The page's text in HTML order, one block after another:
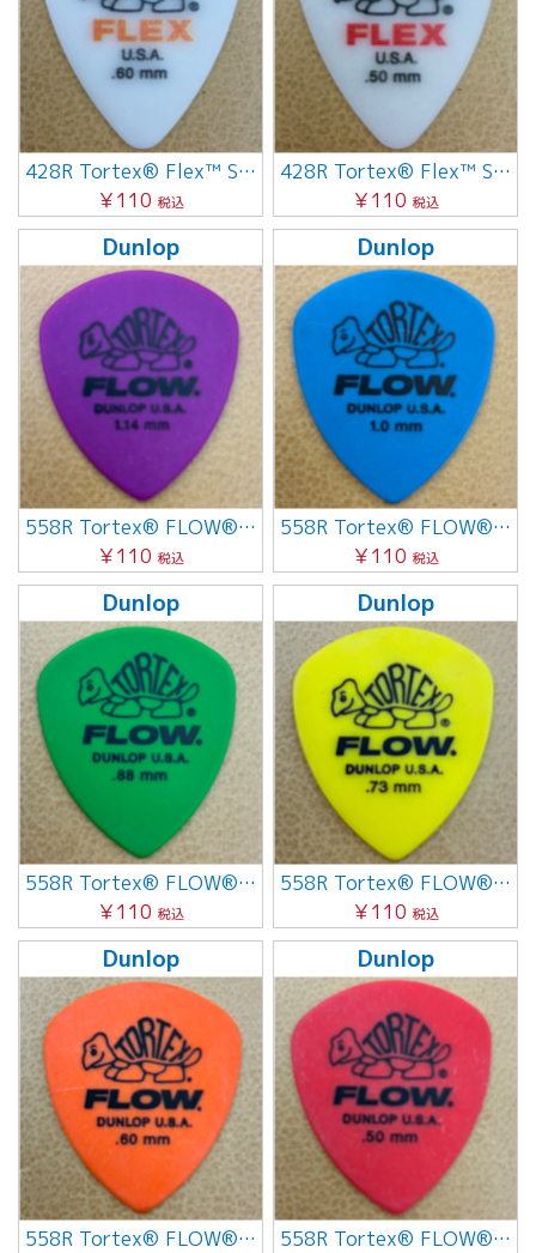
428R Tortex® Flex™ Standard 0.50mm
￥110 税込
428R Tortex® Flex™ Standard 0.50mm
￥110 税込
Dunlop
558R Tortex® FLOW® Standard 1.14mm
￥110 税込
Dunlop
558R Tortex® FLOW® Standard 1.0mm
￥110 税込
Dunlop
558R Tortex® FLOW® Standard 0.88mm
￥110 税込
Dunlop
558R Tortex® FLOW® Standard 0.73mm
￥110 税込
Dunlop
558R Tortex® FLOW® Standard 0.60mm
Dunlop
558R Tortex® FLOW® Standard 0.50mm